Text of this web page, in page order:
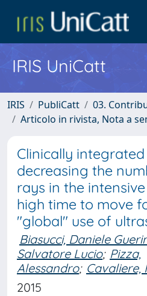
IRIS UniCatt
IRIS PubliCatt
03.
Articolo in rivista, Nota a
Clinically
decreasing the
rays in the
high time to move
"global" use of
Biasucci, Daniele
Salvatore Lucio; Pizza,
Alessandro; Cavaliere,
2015